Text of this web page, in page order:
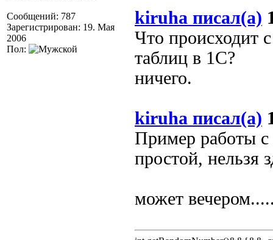
Сообщений: 787
Зарегистрирован: 19. Мая
2006
Пол:
kiruha писал(а)
Что происходит
таблиц в 1С?
ничего.
kiruha писал(а)
Пример работы с
простой, нельзя
может